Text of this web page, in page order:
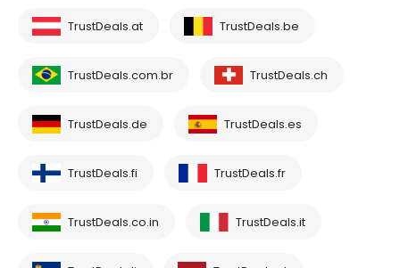
TrustDeals.at TrustDeals.be
TrustDeals.com.br TrustDeals.ch
TrustDeals.de TrustDeals.es
TrustDeals.fi TrustDeals.fr
TrustDeals.co.in TrustDeals.it